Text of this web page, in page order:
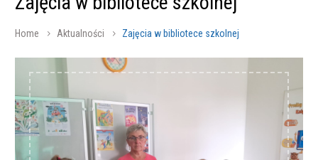
Home Aktualności Zajęcia w bibliotece szkolnej